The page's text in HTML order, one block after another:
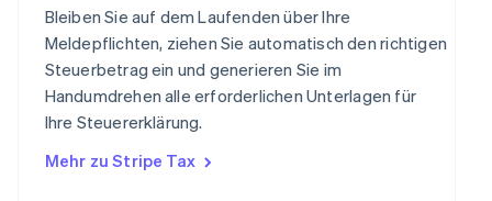
Bleiben Sie auf dem Laufenden über Ihre
Meldepflichten, ziehen Sie automatisch den richtigen
Steuerbetrag ein und generieren Sie im
Handumdrehen alle erforderlichen Unterlagen für
Ihre Steuererklärung.
Mehr zu Stripe Tax
English
Schweden
SvenskaEnglish
Schweiz
DeutschFrançais ItalianoEnglish
Singapur
Slowakei